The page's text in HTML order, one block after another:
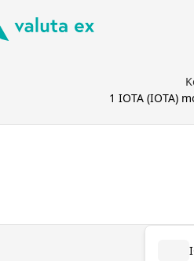
1 IOTA(IOTA)